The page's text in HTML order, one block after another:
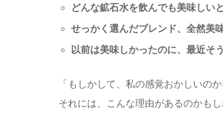
どんな鉱石水を飲んでも美味しい
せっかく選んだブレンド、全然美
以前は美味しかったのに、最近そ
「もしかして、私の感覚おかしいの
それには、こんな理由があるのかもし